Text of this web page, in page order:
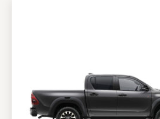
Actualités